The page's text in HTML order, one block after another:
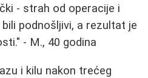
- strah od operacije i
podnošljivi, a rezultat je
- M., 40 godina
i kilu nakon trećeg